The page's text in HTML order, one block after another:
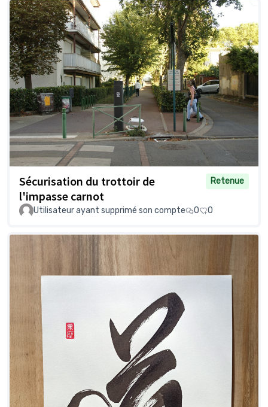
Sécurisation du trottoir de
l'impasse carnot
Retenue
Utilisateur ayant supprimé son compte 0 0